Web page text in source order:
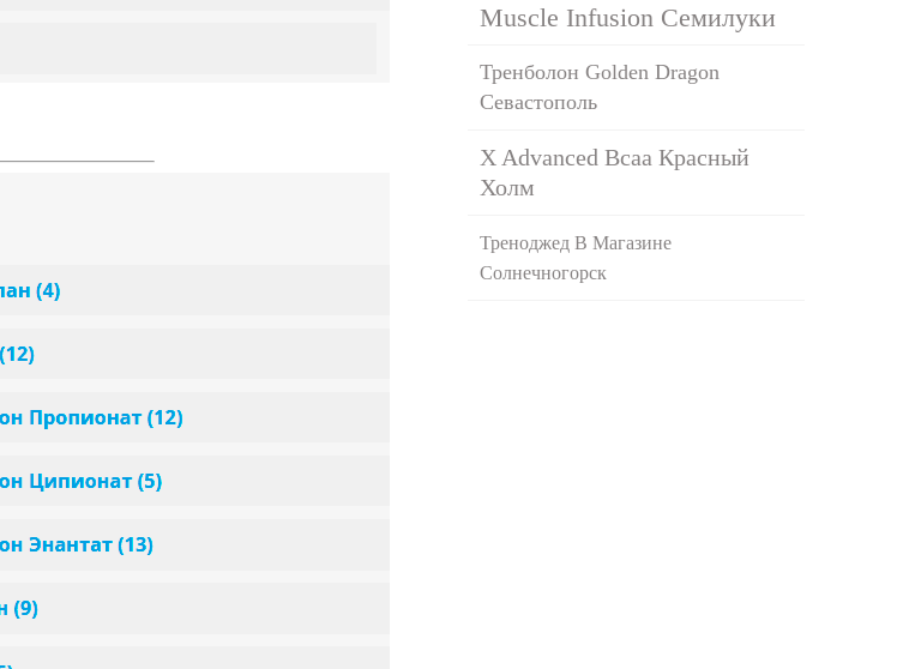
Muscle Infusion Семилуки
Тренболон Golden Dragon
Севастополь
X Advanced Bcaa Красный
Холм
Треноджед В Магазине
Солнечногорск